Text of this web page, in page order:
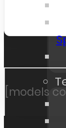
[models